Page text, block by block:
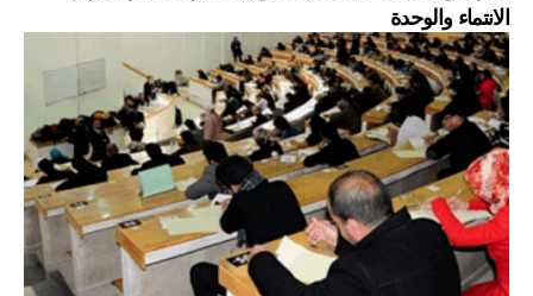
الانتماء والوحدة